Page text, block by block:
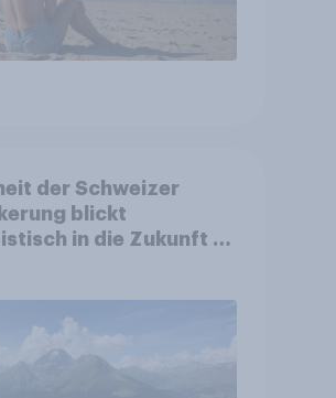
der Schweizer
blickt
in die Zukunft –